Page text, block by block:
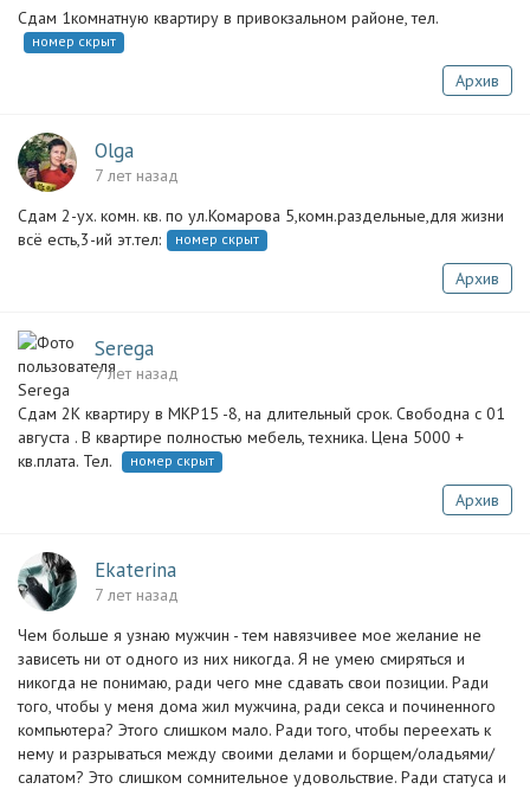
Сдам 1комнатную квартиру в привокзальном районе, тел.
номер скрыт
Архив
Olga
7 лет назад
Сдам 2-ух. комн. кв. по ул.Комарова 5,комн.раздельные,для жизни
всё есть,3-ий эт.тел:
номер скрыт
Архив
Serega
7 лет назад
Сдам 2К квартиру в МКР15 -8, на длительный срок. Свободна с 01
августа . В квартире полностью мебель, техника. Цена 5000 +
кв.плата. Тел.
номер скрыт
Архив
Ekaterina
7 лет назад
Чем больше я узнаю мужчин - тем навязчивее мое желание не
зависеть ни от одного из них никогда. Я не умею смиряться и
никогда не понимаю, ради чего мне сдавать свои позиции. Ради
того, чтобы у меня дома жил мужчина, ради секса и починенного
компьютера? Этого слишком мало. Ради того, чтобы переехать к
нему и разрываться между своими делами и борщем/оладьями/
салатом? Это слишком сомнительное удовольствие. Ради статуса и